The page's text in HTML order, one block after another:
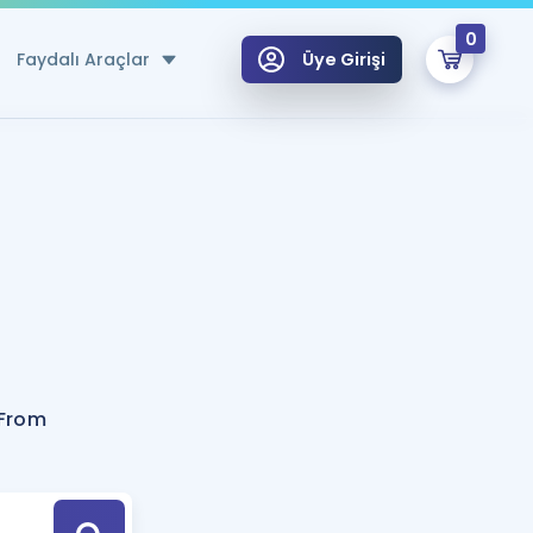
Faydalı Araçlar
Hesaplama Aracı
için Öneriler
Tek Takvimde
Üye Girişi
0
Hoca ile seni sınava hazırlayacak onlarca eğitim seni bekliyor!